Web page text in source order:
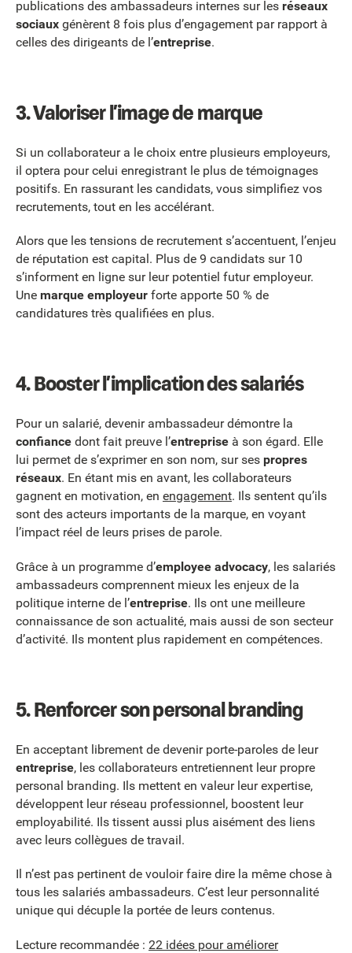
publications des ambassadeurs internes sur les réseaux
sociaux génèrent 8 fois plus d’engagement par rapport à
celles des dirigeants de l’entreprise.
3. Valoriser l’image de marque
Si un collaborateur a le choix entre plusieurs employeurs,
il optera pour celui enregistrant le plus de témoignages
positifs. En rassurant les candidats, vous simplifiez vos
recrutements, tout en les accélérant.
Alors que les tensions de recrutement s’accentuent, l’enjeu
de réputation est capital. Plus de 9 candidats sur 10
s’informent en ligne sur leur potentiel futur employeur.
Une marque employeur forte apporte 50 % de
candidatures très qualifiées en plus.
4. Booster l’implication des salariés
Pour un salarié, devenir ambassadeur démontre la
confiance dont fait preuve l’entreprise à son égard. Elle
lui permet de s’exprimer en son nom, sur ses propres
réseaux. En étant mis en avant, les collaborateurs
gagnent en motivation, en engagement. Ils sentent qu’ils
sont des acteurs importants de la marque, en voyant
l’impact réel de leurs prises de parole.
Grâce à un programme d’employee advocacy, les salariés
ambassadeurs comprennent mieux les enjeux de la
politique interne de l’entreprise. Ils ont une meilleure
connaissance de son actualité, mais aussi de son secteur
d’activité. Ils montent plus rapidement en compétences.
5. Renforcer son personal branding
En acceptant librement de devenir porte-paroles de leur
entreprise, les collaborateurs entretiennent leur propre
personal branding. Ils mettent en valeur leur expertise,
développent leur réseau professionnel, boostent leur
employabilité. Ils tissent aussi plus aisément des liens
avec leurs collègues de travail.
Il n’est pas pertinent de vouloir faire dire la même chose à
tous les salariés ambassadeurs. C’est leur personnalité
unique qui décuple la portée de leurs contenus.
Lecture recommandée : 22 idées pour améliorer